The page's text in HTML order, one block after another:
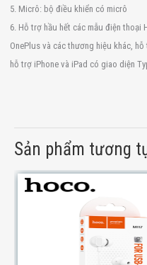
5. Micrô: bộ điều khiển có micrô
6. Hỗ trợ hầu hết các mẫu điện thoại
OnePlus và các thương hiệu khác,
hỗ trợ iPhone và iPad có giao diện
Sản phẩm tương